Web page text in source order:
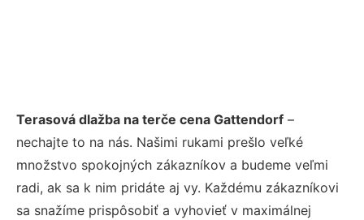
Terasová dlažba na terče cena Gattendorf –
nechajte to na nás. Našimi rukami prešlo veľké
množstvo spokojných zákazníkov a budeme veľmi
radi, ak sa k nim pridáte aj vy. Každému zákazníkovi
sa snažíme prispôsobiť a vyhovieť v maximálnej